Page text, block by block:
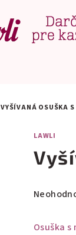
VYŠÍVANÁ OSUŠKA
LAWLI
produktu
Osuška s